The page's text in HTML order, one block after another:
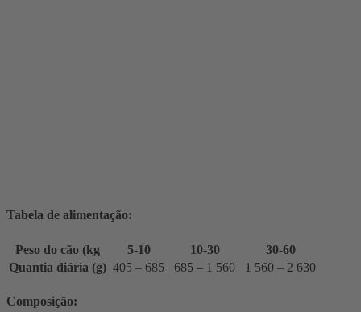
Tabela de alimentação:
Peso do cão (kg 5-10 10-30
30-60
Quantia diária (g) 405 – 685 685 – 1 560 1 560 – 2 630
Composição: